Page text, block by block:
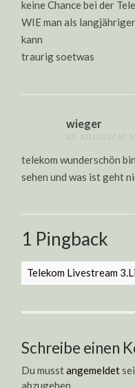
keine Chance bei der
WIE man als
kann
traurig soetwas
wieger
23. JULI 2017 AT
telekom wunderschön
sehen und was ist geht
1 Pingback
Telekom Livestream
Schreibe einen
Du musstangemeldet
abzugeben.